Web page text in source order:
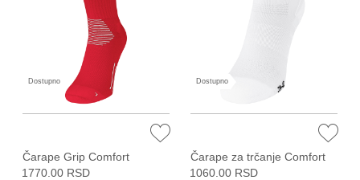
Dostupno
Čarape Grip Comfort
1770.00 RSD
Dostupno
Čarape za trčanje Comfort
1060.00 RSD